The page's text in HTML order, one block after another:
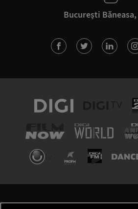
București Băneasa,